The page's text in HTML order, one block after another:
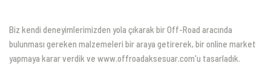
Biz kendi deneyimlerimizden yola çıkarak bir Off-Road aracında
bulunması gereken malzemeleri bir araya getirerek, bir online market
yapmaya karar verdik ve www.offroadaksesuar.com'u tasarladık.